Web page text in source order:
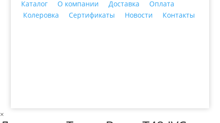
Каталог О компании Доставка
Оплата
Колеровка
Сертификаты Новости Контакты
×